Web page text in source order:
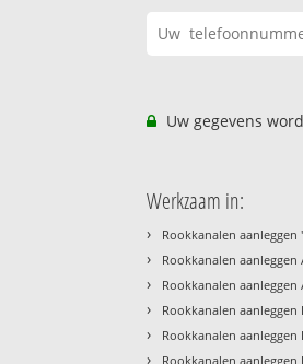
Uw gegevens
Werkzaam in:
› Rookkanalen aanleggen
› Rookkanalen aanleggen
› Rookkanalen aanleggen
› Rookkanalen aanleggen
› Rookkanalen aanleggen
› Rookkanalen aanleggen